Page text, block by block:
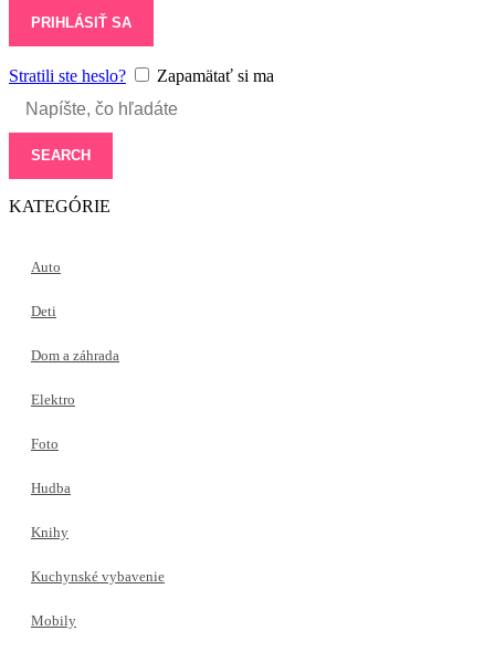
PRIHLÁSIŤ SA
Stratili ste heslo? Zapamätať si ma
SEARCH
KATEGÓRIE
Auto
Deti
Dom a záhrada
Elektro
Foto
Hudba
Knihy
Kuchynské vybavenie
Mobily